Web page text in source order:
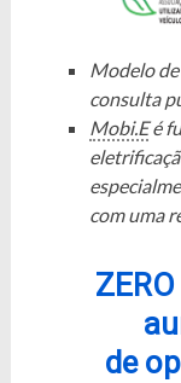
Modelo
consulta
Mobi.Eé
com uma
de